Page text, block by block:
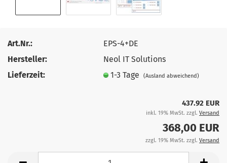
Art.Nr.:
EPS-4+DE
Hersteller:
Neol IT Solutions
Lieferzeit:
1-3 Tage(Ausland abweichend)
437.92 EUR
inkl. 19% MwSt. zzgl. Versand
368,00 EUR
zzgl. 19% MwSt. zzgl. Versand